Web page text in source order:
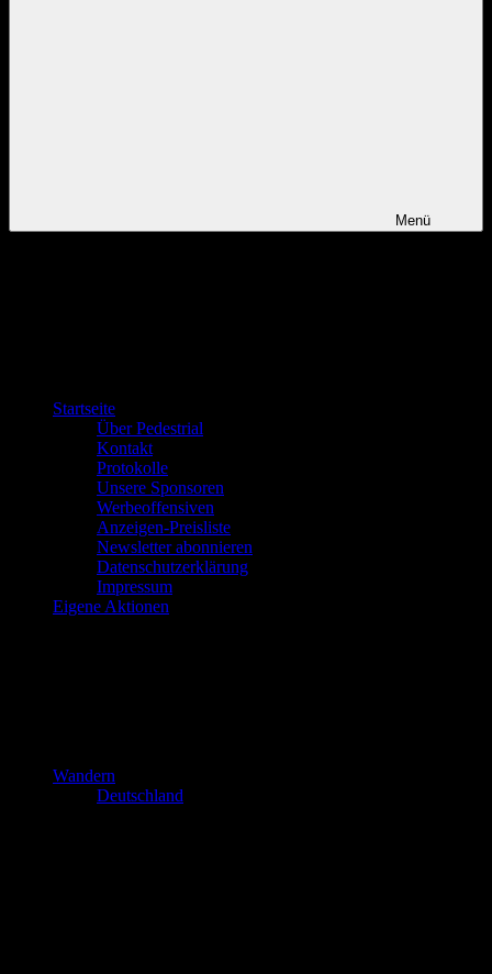
Menü
Startseite
Über Pedestrial
Kontakt
Protokolle
Unsere Sponsoren
Werbeoffensiven
Anzeigen-Preisliste
Newsletter abonnieren
Datenschutzerklärung
Impressum
Eigene Aktionen
Wandern
Deutschland